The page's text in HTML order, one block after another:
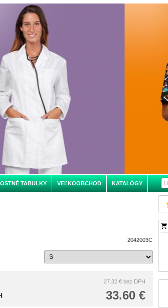
TABULKY VEĽKOOBCHOD KATALÓGY
2042003C
27.32 € bez DPH
33.60 €